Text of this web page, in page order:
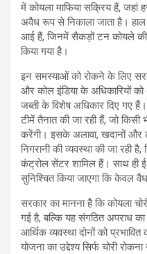
में कोयला माफिया सक्रिय हैं, जहां
अवैध रूप से निकाला जाता है।
आई हैं, जिनमें सैकड़ों टन कोयले
किया गया है।
इन समस्याओं को रोकने के लिए
और कोल इंडिया के अधिकारियों
जब्ती के विशेष अधिकार दिए गए
टीमें तैनात की जा रही हैं, जो किसी
करेंगी। इसके अलावा, खदानों और
निगरानी की व्यवस्था की जा
कंट्रोल सेंटर शामिल हैं। साथ ही
सुनिश्चित किया जाएगा कि केवल
सरकार का मानना है कि कोयला
गई है, बल्कि यह संगठित अपराध
आर्थिक व्यवस्था दोनों को
योजना का उद्देश्य सिर्फ चोरी